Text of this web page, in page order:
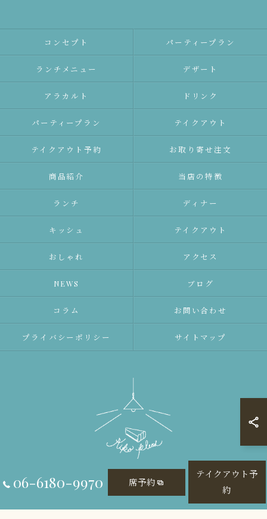
06-6180-9970 席予約
テイクアウト予
約
コンセプト パーティープラン
ランチメニュー デザート
アラカルト ドリンク
パーティープラン テイクアウト
テイクアウト予約 お取り寄せ注文
商品紹介 当店の特徴
ランチ ディナー
キッシュ テイクアウト
おしゃれ アクセス
NEWS ブログ
コラム お問い合わせ
プライバシーポリシー サイトマップ
© 2026 大阪府大阪市のレストランならAiko plus ALL RIGHTS RESERVED.